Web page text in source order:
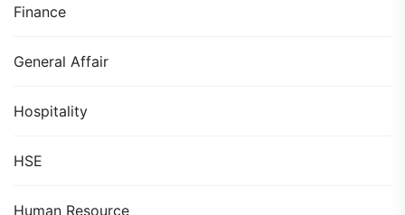
Finance
General Affair
Hospitality
HSE
Human Resource